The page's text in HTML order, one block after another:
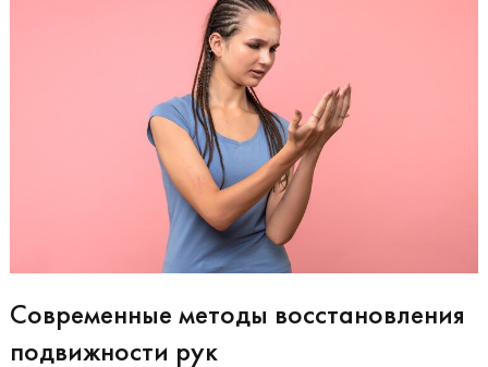
Современные методы восстановления
подвижности рук